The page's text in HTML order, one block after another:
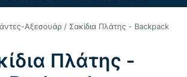
Αξεσουάρ / Σακίδια Πλάτης - Backpack
Πλάτης -